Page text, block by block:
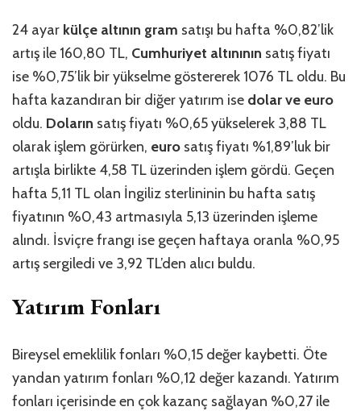
24 ayar külçe altının gram satışı bu hafta %0,82’lik
artış ile 160,80 TL, Cumhuriyet altınının satış fiyatı
ise %0,75’lik bir yükselme göstererek 1076 TL oldu. Bu
hafta kazandıran bir diğer yatırım ise dolar ve euro
oldu. Doların satış fiyatı %0,65 yükselerek 3,88 TL
olarak işlem görürken, euro satış fiyatı %1,89’luk bir
artışla birlikte 4,58 TL üzerinden işlem gördü. Geçen
hafta 5,11 TL olan İngiliz sterlininin bu hafta satış
fiyatının %0,43 artmasıyla 5,13 üzerinden işleme
alındı. İsviçre frangı ise geçen haftaya oranla %0,95
artış sergiledi ve 3,92 TL’den alıcı buldu.
Yatırım Fonları
Bireysel emeklilik fonları %0,15 değer kaybetti. Öte
yandan yatırım fonları %0,12 değer kazandı. Yatırım
fonları içerisinde en çok kazanç sağlayan %0,27 ile